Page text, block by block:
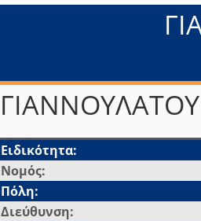
Ειδικότητα:
Νομός:
Πόλη:
Διεύθυνση: